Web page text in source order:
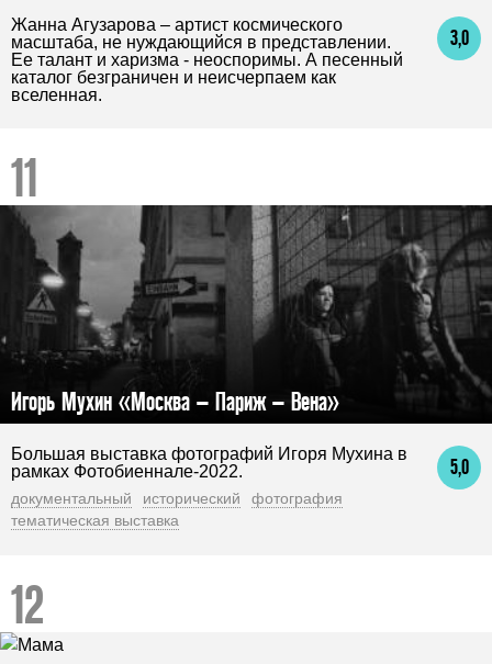
3,0
Жанна Агузарова – артист космического
масштаба, не нуждающийся в представлении.
Ее талант и харизма - неоспоримы. А песенный
каталог безграничен и неисчерпаем как
вселенная.
Игорь Мухин «Москва – Париж – Вена»
5,0
Большая выставка фотографий Игоря Мухина в
рамках Фотобиеннале-2022.
документальный исторический
фотография
тематическая выставка